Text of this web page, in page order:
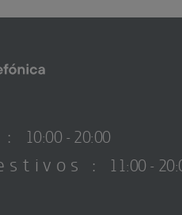
: 10:00 - 20:00
: 11:00 -